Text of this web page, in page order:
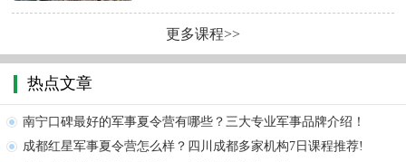
更多课程>>
热点文章
南宁口碑最好的军事夏令营有哪些？三大专业军事品牌介绍！
成都红星军事夏令营怎么样？四川成都多家机构7日课程推荐!